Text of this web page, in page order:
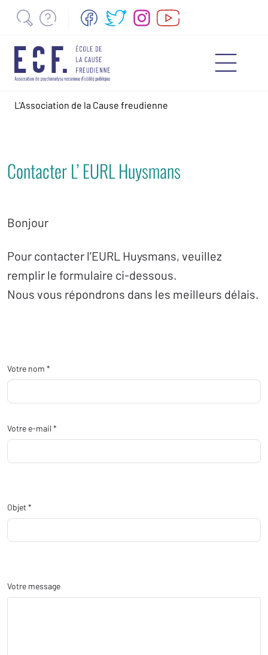
L'Association de la Cause freudienne
Contacter L’ EURL Huysmans
Bonjour
Pour contacter l’EURL Huysmans, veuillez
remplir le formulaire ci-dessous.
Nous vous répondrons dans les meilleurs délais.
Votre nom *
Votre e-mail *
Objet *
Votre message